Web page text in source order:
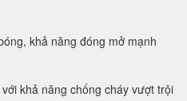
khả năng đóng mở mạnh
khả năng chống cháy vượt trội